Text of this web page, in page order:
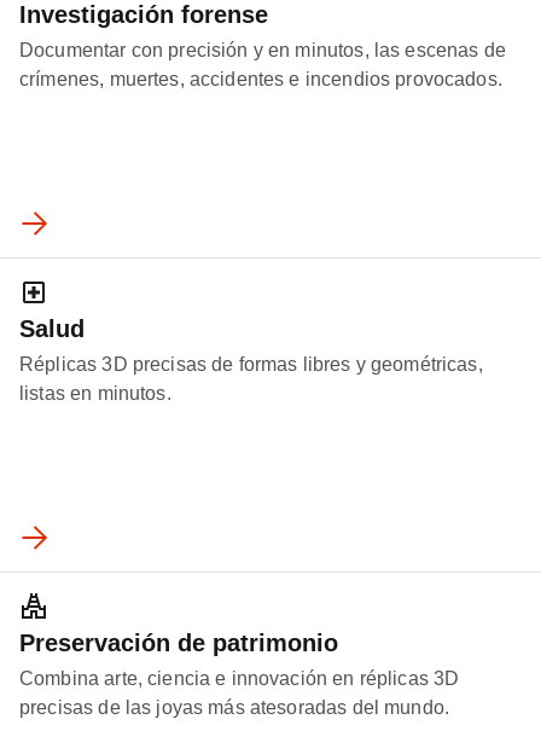
Investigación forense
Documentar con precisión y en minutos, las escenas de
crímenes, muertes, accidentes e incendios provocados.
Salud
Réplicas 3D precisas de formas libres y geométricas,
listas en minutos.
Preservación de patrimonio
Combina arte, ciencia e innovación en réplicas 3D
precisas de las joyas más atesoradas del mundo.